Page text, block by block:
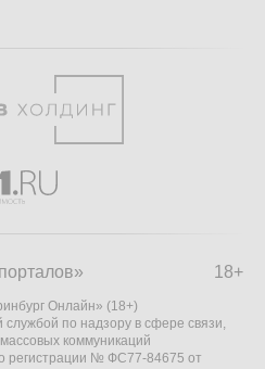
18+
Онлайн» (18+)
по надзору в сфере связи,
коммуникаций
регистрации № ФС77-84675 от